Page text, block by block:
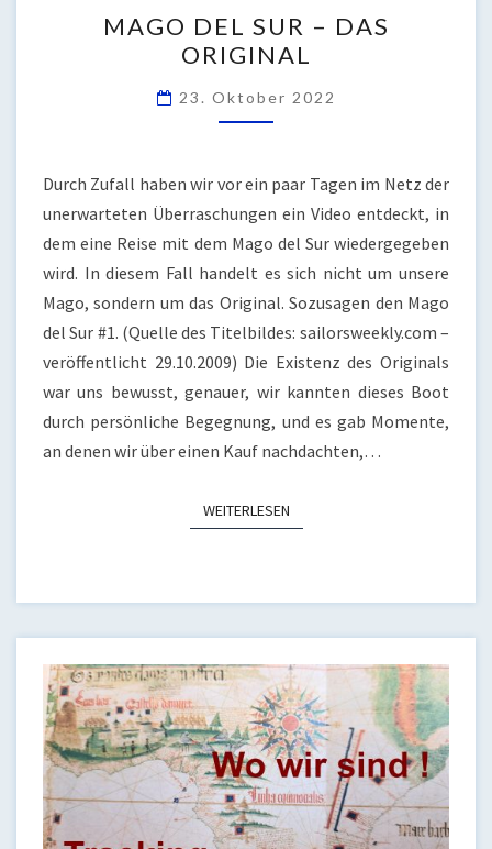
DEL
SUR
–
DAS
MAGO DEL SUR – DAS
ORIGINAL
23. Oktober 2022
Durch Zufall haben wir vor ein paar Tagen im Netz der
unerwarteten Überraschungen ein Video entdeckt, in
dem eine Reise mit dem Mago del Sur wiedergegeben
wird. In diesem Fall handelt es sich nicht um unsere
Mago, sondern um das Original. Sozusagen den Mago
del Sur #1. (Quelle des Titelbildes: sailorsweekly.com –
veröffentlicht 29.10.2009) Die Existenz des Originals
war uns bewusst, genauer, wir kannten dieses Boot
durch persönliche Begegnung, und es gab Momente,
an denen wir über einen Kauf nachdachten,…
WEITERLESENWEITERLESEN